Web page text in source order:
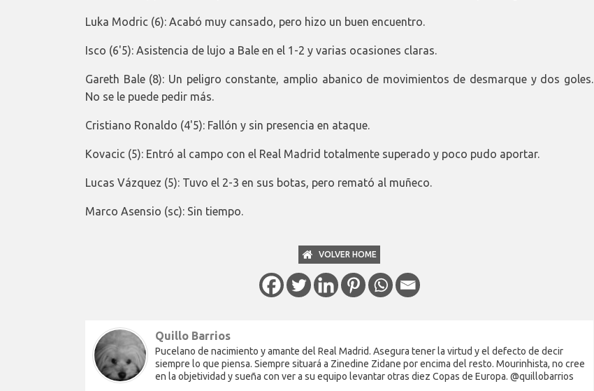
Luka Modric (6): Acabó muy cansado, pero hizo un buen encuentro.
Isco (6'5): Asistencia de lujo a Bale en el 1-2 y varias ocasiones claras.
Gareth Bale (8): Un peligro constante, amplio abanico de movimientos de desmarque y dos goles.
No se le puede pedir más.
Cristiano Ronaldo (4'5): Fallón y sin presencia en ataque.
Kovacic (5): Entró al campo con el Real Madrid totalmente superado y poco pudo aportar.
Lucas Vázquez (5): Tuvo el 2-3 en sus botas, pero remató al muñeco.
Marco Asensio (sc): Sin tiempo.
VOLVER HOME
Quillo Barrios
Pucelano de nacimiento y amante del Real Madrid. Asegura tener la virtud y el defecto de decir
siempre lo que piensa. Siempre situará a Zinedine Zidane por encima del resto. Mourinhista, no cree
en la objetividad y sueña con ver a su equipo levantar otras diez Copas de Europa. @quillobarrios